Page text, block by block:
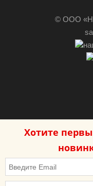
Хотите
© ООО